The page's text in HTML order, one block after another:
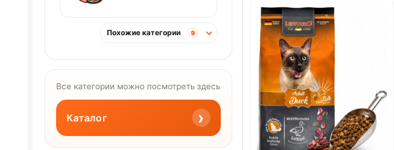
Похожие категории 9
Все категории можно посмотреть здесь
Каталог ›